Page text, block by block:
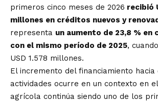
primeros cinco meses de 2026 recibió
millones en créditos nuevos y
representa un aumento de 23,8 % en
con el mismo período de 2025,
USD 1.578 millones.
El incremento del financiamiento hacia
actividades ocurre en un contexto en
agrícola continúa siendo uno de los